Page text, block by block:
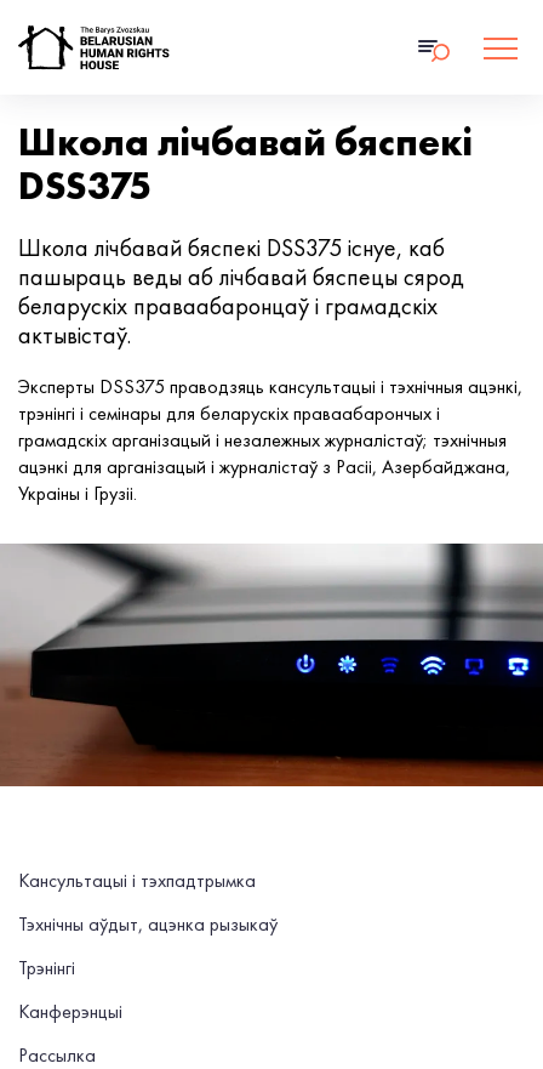
Школа лічбавай бяспекі
DSS375
Школа лічбавай бяспекі DSS375 існуе, каб
пашыраць веды аб лічбавай бяспецы сярод
беларускіх праваабаронцаў і грамадскіх
актывістаў.
Эксперты DSS375 праводзяць кансультацыі і тэхнічныя ацэнкі,
трэнінгі і семінары для беларускіх праваабарончых і
грамадскіх арганізацый і незалежных журналістаў; тэхнічныя
ацэнкі для арганізацый і журналістаў з Расіі, Азербайджана,
Украіны і Грузіі.
Кансультацыі і тэхпадтрымка
Тэхнічны аўдыт, ацэнка рызыкаў
Трэнінгі
Канферэнцыі
Рассылка